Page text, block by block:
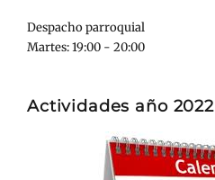
Despacho parroquial
Martes: 19:00 - 20:00
Actividades año 2022